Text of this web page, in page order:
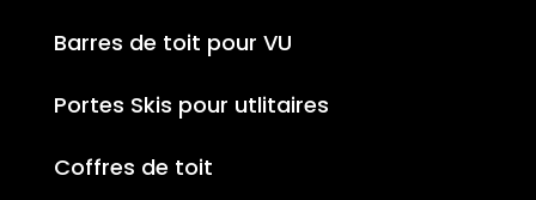
Barres de toit pour VU
Portes Skis pour utlitaires
Coffres de toit